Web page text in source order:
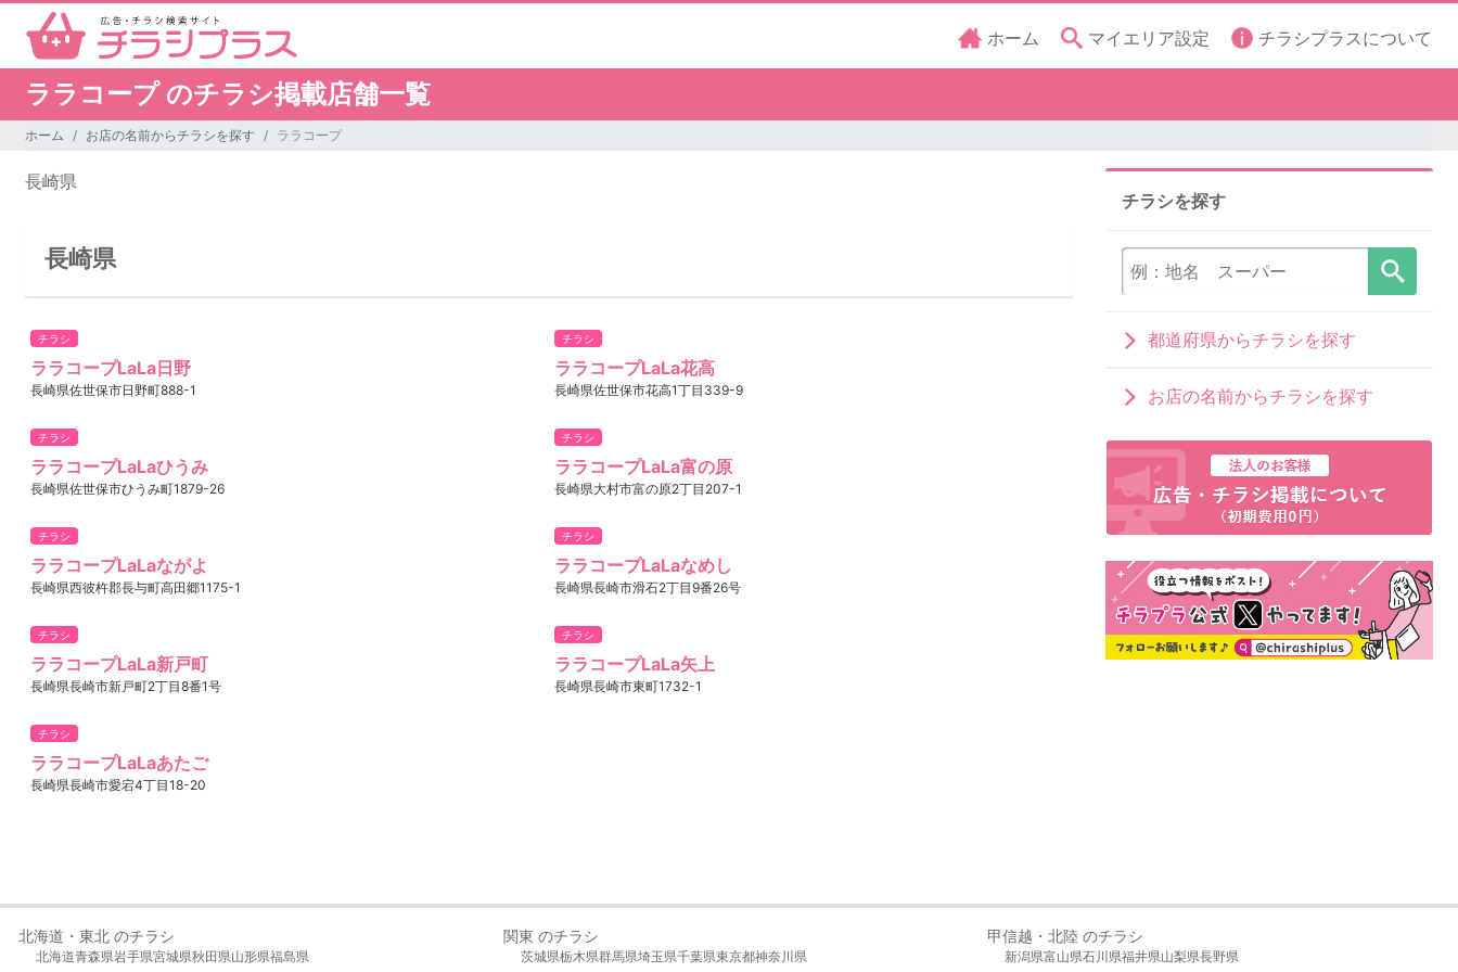
ホーム マイエリア設定 チラシプラスについて
ララコープ のチラシ掲載店舗一覧
ホーム お店の名前からチラシを探す ララコープ
長崎県
長崎県
チラシ
ララコープLaLa日野
長崎県佐世保市日野町888-1
チラシ
ララコープLaLa花高
長崎県佐世保市花高1丁目339-9
チラシ
ララコープLaLaひうみ
長崎県佐世保市ひうみ町1879-26
チラシ
ララコープLaLa富の原
長崎県大村市富の原2丁目207-1
チラシ
ララコープLaLaながよ
長崎県西彼杵郡長与町高田郷1175-1
チラシ
ララコープLaLaなめし
長崎県長崎市滑石2丁目9番26号
チラシ
ララコープLaLa新戸町
長崎県長崎市新戸町2丁目8番1号
チラシ
ララコープLaLa矢上
長崎県長崎市東町1732-1
チラシ
ララコープLaLaあたご
長崎県長崎市愛宕4丁目18-20
チラシを探す
都道府県からチラシを探す
お店の名前からチラシを探す
北海道・東北 のチラシ
北海道青森県岩手県宮城県秋田県山形県福島県
関東 のチラシ
茨城県栃木県群馬県埼玉県千葉県東京都神奈川県
甲信越・北陸 のチラシ
新潟県富山県石川県福井県山梨県長野県